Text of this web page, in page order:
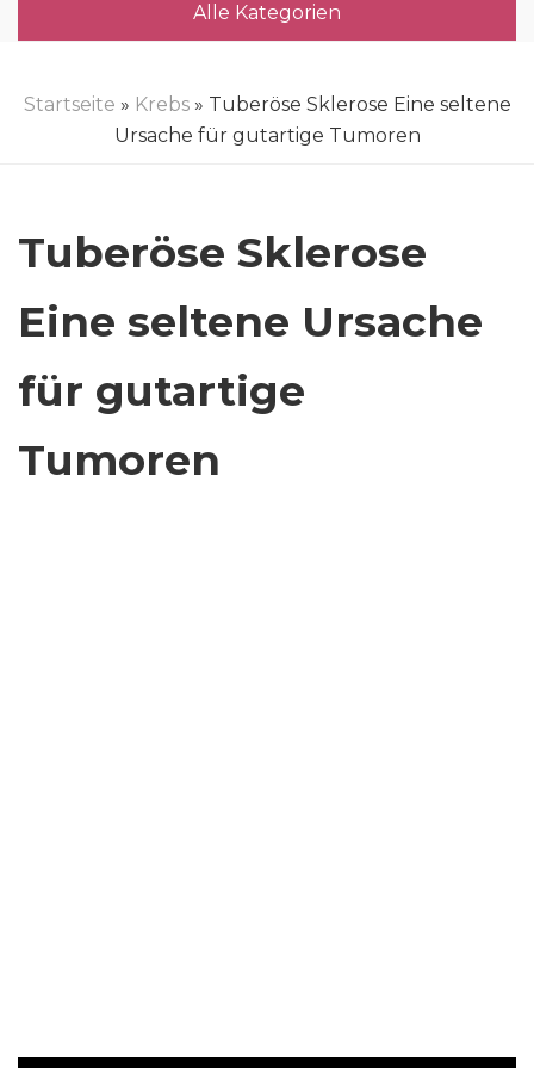
Alle Kategorien
Startseite » Krebs» Tuberöse Sklerose Eine seltene
Ursache für gutartige Tumoren
Tuberöse Sklerose
Eine seltene Ursache
für gutartige
Tumoren